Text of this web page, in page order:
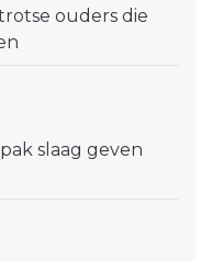
ouders die
slaag geven